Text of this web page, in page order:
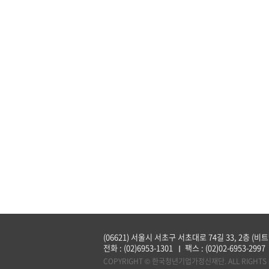
(06621) 서울시 서초구 서초대로 74길 33, 2층 (비
전화 : (02)6953-1301 팩스 : (02)02-6953-2997
COPYRIGHT © 한국청년기업가정신재단. ALL RIGHTS